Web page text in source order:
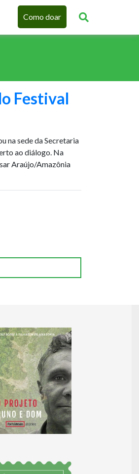
Como doar
Festival
na sede da Secretaria
ao diálogo. Na
Araújo/Amazônia